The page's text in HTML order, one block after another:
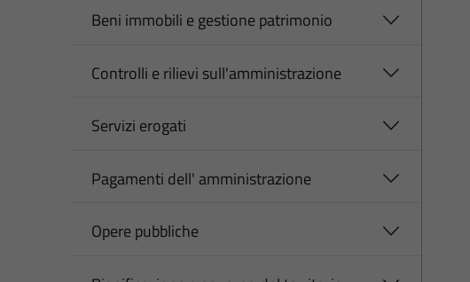
Beni immobili e gestione patrimonio
Controlli e rilievi sull'amministrazione
Servizi erogati
Pagamenti dell' amministrazione
Opere pubbliche